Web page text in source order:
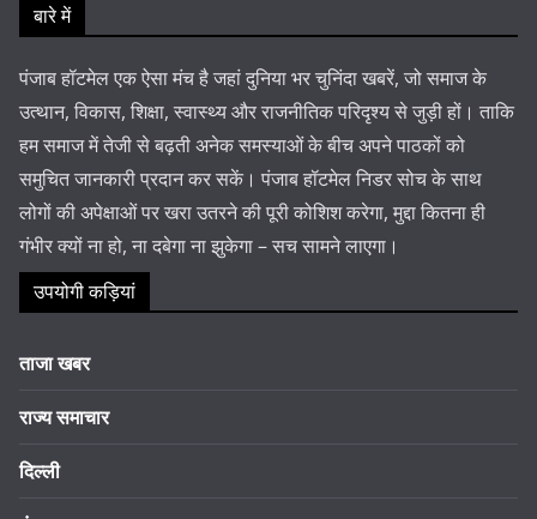
बारे में
पंजाब हॉटमेल एक ऐसा मंच है जहां दुनिया भर चुनिंदा खबरें, जो समाज के
उत्थान, विकास, शिक्षा, स्वास्थ्य और राजनीतिक परिदृश्य से जुड़ी हों। ताकि
हम समाज में तेजी से बढ़ती अनेक समस्याओं के बीच अपने पाठकों को
समुचित जानकारी प्रदान कर सकें। पंजाब हॉटमेल निडर सोच के साथ
लोगों की अपेक्षाओं पर खरा उतरने की पूरी कोशिश करेगा, मुद्दा कितना ही
गंभीर क्यों ना हो, ना दबेगा ना झुकेगा – सच सामने लाएगा।
उपयोगी कड़ियां
ताजा खबर
राज्य समाचार
दिल्ली